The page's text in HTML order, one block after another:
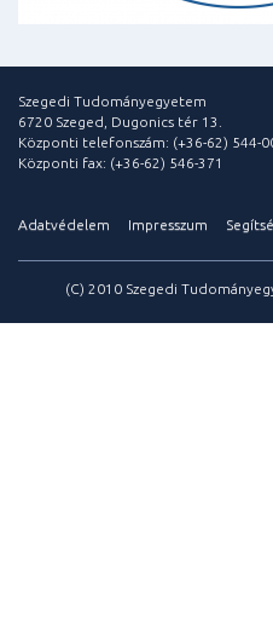
Szegedi Tudományegyetem
6720 Szeged, Dugonics tér 13.
Központi telefonszám: (+36-62) 544-
Központi fax: (+36-62) 546-371
Adatvédelem Impresszum
(C) 2010 Szegedi